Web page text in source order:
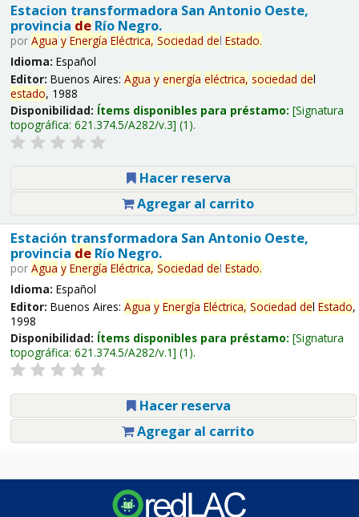
Estacion transformadora San Antonio Oeste,
provincia deRío Negro.
por Agua y Energía Eléctrica, Sociedad del Estado.
Idioma: Español
Editor: Buenos Aires: Agua y energía eléctrica, sociedad del
estado, 1988
Disponibilidad: Ítems disponibles para préstamo: Signatura
topográfica: 621.374.5/A282/v.3 (1).
Hacer reserva
Agregar al carrito
Estación transformadora San Antonio Oeste,
provincia deRío Negro.
por Agua y Energía Eléctrica, Sociedad del Estado.
Idioma: Español
Editor: Buenos Aires: Agua y Energía Eléctrica, Sociedad del Estado,
1998
Disponibilidad: Ítems disponibles para préstamo: Signatura
topográfica: 621.374.5/A282/v.1 (1).
Hacer reserva
Agregar al carrito